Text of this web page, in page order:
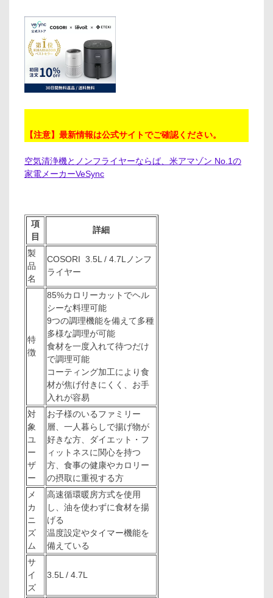
【注意】最新情報は公式サイトでご確認ください。
空気清浄機とノンフライヤーならば、米アマゾン No.1の
家電メーカーVeSync
項
目
詳細
製
品
名
COSORI 3.5L / 4.7Lノンフ
ライヤー
特
徴
85%カロリーカットでヘル
シーな料理可能
9つの調理機能を備えて多種
多様な調理が可能
食材を一度入れて待つだけ
で調理可能
コーティング加工により食
材が焦げ付きにくく、お手
入れが容易
対
象
ユ
ー
ザ
ー
お子様のいるファミリー
層、一人暮らしで揚げ物が
好きな方、ダイエット・フ
ィットネスに関心を持つ
方、食事の健康やカロリー
の摂取に重視する方
メ
カ
ニ
ズ
ム
高速循環暖房方式を使用
し、油を使わずに食材を揚
げる
温度設定やタイマー機能を
備えている
サ
イ
ズ
3.5L / 4.7L